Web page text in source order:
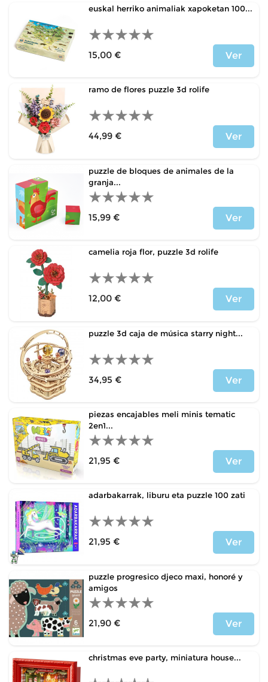
euskal herriko animaliak xapoketan 100...
15,00 €
Ver
ramo de flores puzzle 3d rolife
44,99 €
Ver
puzzle de bloques de animales de la
granja...
15,99 €
Ver
camelia roja flor, puzzle 3d rolife
12,00 €
Ver
puzzle 3d caja de música starry night...
34,95 €
Ver
piezas encajables meli minis tematic
2en1...
21,95 €
Ver
adarbakarrak, liburu eta puzzle 100 zati
21,95 €
Ver
puzzle progresico djeco maxi, honoré y
amigos
21,90 €
Ver
christmas eve party, miniatura house...